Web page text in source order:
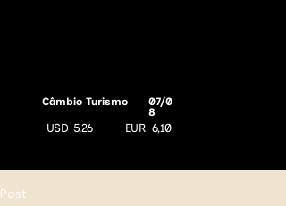
Câmbio Turismo
USD 5,26 EUR
07/0
8
6,10
Post